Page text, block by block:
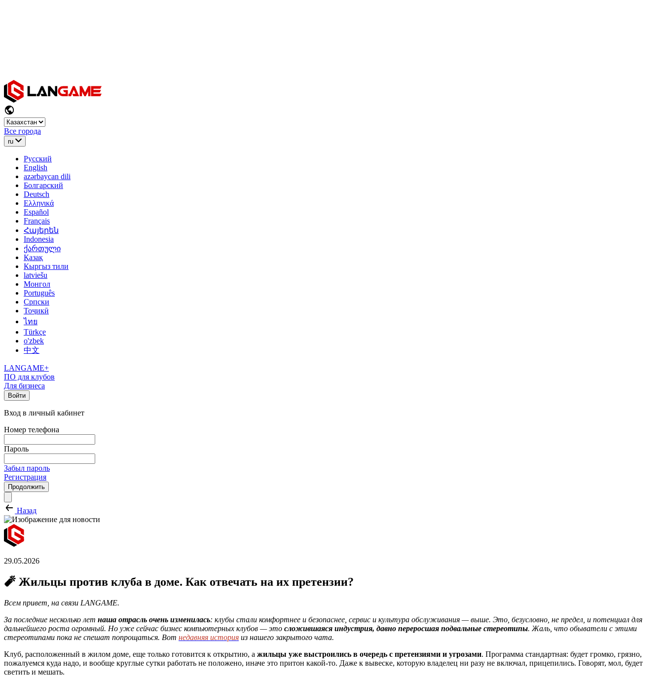
Все города
ru
Русский
English
azərbaycan dili
Болгарский
Deutsch
Ελληνικά
Español
Français
Հայերեն
Indonesia
ქართული
Қазақ
Кыргыз тили
latviešu
Монгол
Português
Српски
Тоҷикӣ
ไทย
Türkçe
o'zbek
中文
LANGAME+
ПО для клубов
Для бизнеса
Войти
Вход в личный кабинет
Номер телефона
Пароль
Забыл пароль
Регистрация
Продолжить
Назад
29.05.2026
🧨 Жильцы против клуба в доме. Как отвечать на их претензии?
Всем привет, на связи LANGAME.
За последние несколько лет наша отрасль очень изменилась: клубы стали комфортнее и безопаснее, сервис и культура обслуживания — выше. Это, безусловно, не предел, и потенциал для
дальнейшего роста огромный. Но уже сейчас бизнес компьютерных клубов — это сложившаяся индустрия, давно переросшая подвальные стереотипы. Жаль, что обыватели с этими
стереотипами пока не спешат попрощаться. Вот недавняя история из нашего закрытого чата.
Клуб, расположенный в жилом доме, еще только готовится к открытию, а жильцы уже выстроились в очередь с претензиями и угрозами. Программа стандартная: будет громко, грязно,
пожалуемся куда надо, и вообще круглые сутки работать не положено, иначе это притон какой-то. Даже к вывеске, которую владелец ни разу не включал, прицепились. Говорят, мол, будет
светить и мешать.